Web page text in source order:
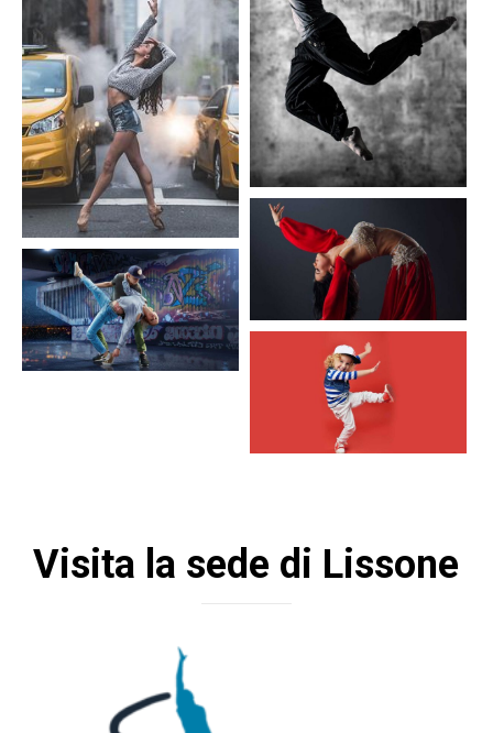
Visita la sede di Lissone